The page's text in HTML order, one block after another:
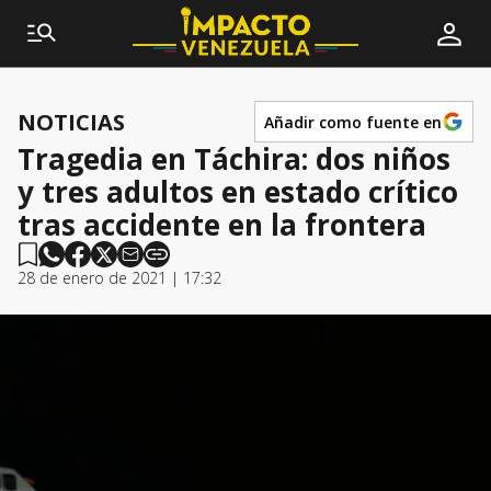
NOTICIAS Añadir como fuente en
Tragedia en Táchira: dos niños
y tres adultos en estado crítico
tras accidente en la frontera
28 de enero de 2021 | 17:32